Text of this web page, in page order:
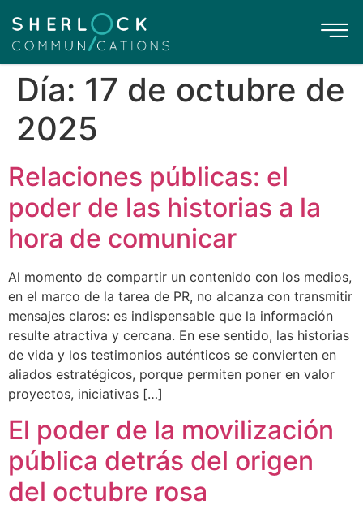
Día: 17 de octubre de
2025
Relaciones públicas: el
poder de las historias a la
hora de comunicar
Al momento de compartir un contenido con los medios,
en el marco de la tarea de PR, no alcanza con transmitir
mensajes claros: es indispensable que la información
resulte atractiva y cercana. En ese sentido, las historias
de vida y los testimonios auténticos se convierten en
aliados estratégicos, porque permiten poner en valor
proyectos, iniciativas […]
El poder de la movilización
pública detrás del origen
del octubre rosa